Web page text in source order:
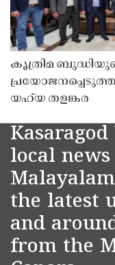
കൃത്രിമ
യഹ്‌യ തളങ്കര
local
the latest
and
from the